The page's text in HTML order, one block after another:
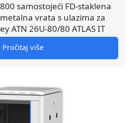
samostojeći FD-staklena
vrata s ulazima za
ATN 26U-80/80 ATLAS IT
Pročitaj više